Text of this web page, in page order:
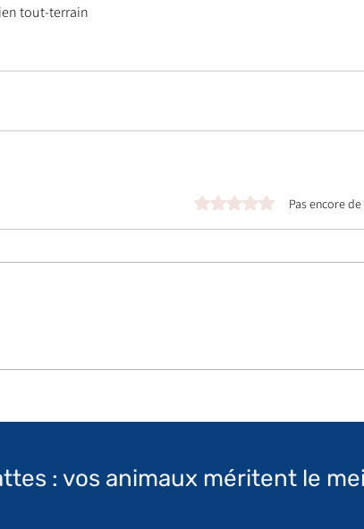
tout-terrain
Noté 0 étoile sur 5.Pas encore
: vos animaux méritent le